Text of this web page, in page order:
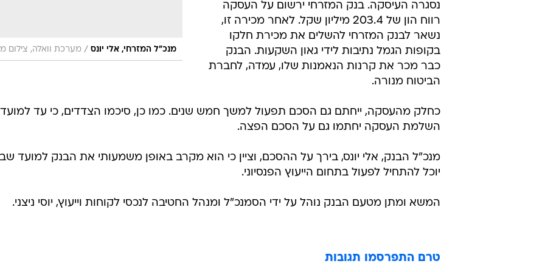
מנכ"ל המזרחי, אלי יונס / מערכת וואלה, צילום
נסגרה העיסקה. בנק המזרחי ירשום על העסקה
רווח הון של 203.4 מיליון שקל. לאחר מכירה זו,
נשאר לבנק המזרחי להשלים את מכירת חלקו
בקופות הגמל נתיבות לידי גאון השקעות. הבנק
כבר מכר את קרנות הנאמנות שלו, עמדה, לחברת
הביטוח מנורה.
כחלק מהעסקה, ייחתם גם הסכם תפעול למשך חמש שנים. כמו כן, סיכמו הצדדים, כי עד למועד
השלמת העסקה יחתמו גם על הסכם הפצה.
מנכ"ל הבנק, אלי יונס, בירך על ההסכם, וציין כי הוא מקרב באופן משמעותי את הבנק למועד
יוכל להתחיל לפעול בתחום הייעוץ הפנסיוני.
המשא ומתן מטעם הבנק נוהל על ידי הסמנכ"ל ומנהל החטיבה לנכסי לקוחות וייעוץ, יוסי ניצני.
טרם התפרסמו תגובות